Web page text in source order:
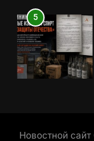
7
5
Новостной